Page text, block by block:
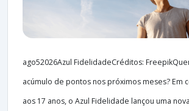
ago52026Azul FidelidadeCréditos:
acúmulo de pontos nos próximos meses? Em
aos 17 anos, o Azul Fidelidade lançou uma